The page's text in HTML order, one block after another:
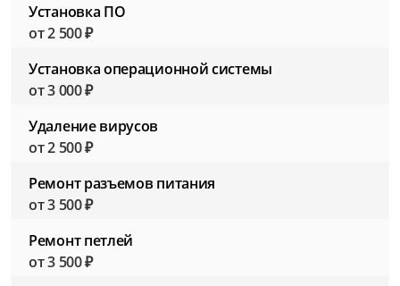
Установка ПО
от 2 500 ₽
Установка операционной системы
от 3 000 ₽
Удаление вирусов
от 2 500 ₽
Ремонт разъемов питания
от 3 500 ₽
Ремонт петлей
от 3 500 ₽